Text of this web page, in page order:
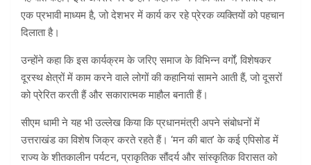
एक प्रभावी माध्यम है, जो देशभर में कार्य कर रहे प्रेरक व्यक्तियों को पहचान
दिलाता है।
उन्होंने कहा कि इस कार्यक्रम के जरिए समाज के विभिन्न वर्गों, विशेषकर
दूरस्थ क्षेत्रों में काम करने वाले लोगों की कहानियां सामने आती हैं, जो दूसरों
को प्रेरित करती हैं और सकारात्मक माहौल बनाती हैं।
सीएम धामी ने यह भी उल्लेख किया कि प्रधानमंत्री अपने संबोधनों में
उत्तराखंड का विशेष जिक्र करते रहते हैं। ‘मन की बात’ के कई एपिसोड में
राज्य के शीतकालीन पर्यटन, प्राकृतिक सौंदर्य और सांस्कृतिक विरासत को